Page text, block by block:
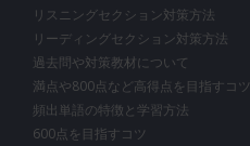
リスニングセクション対策方法
リーディングセクション対策方法
過去問や対策教材について
満点や800点など高得点を目指すコツ
頻出単語の特徴と学習方法
600点を目指すコツ